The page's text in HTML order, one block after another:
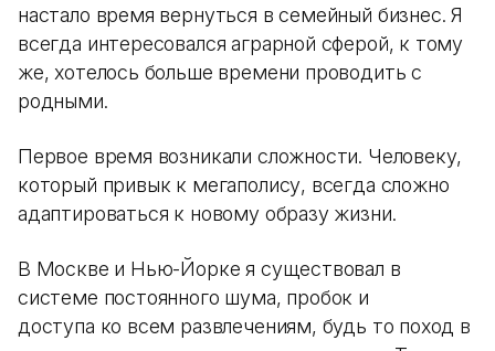
настало время вернуться в семейный бизнес. Я
всегда интересовался аграрной сферой, к тому
же, хотелось больше времени проводить с
родными.
Первое время возникали сложности. Человеку,
который привык к мегаполису, всегда сложно
адаптироваться к новому образу жизни.
В Москве и Нью-Йорке я существовал в
системе постоянного шума, пробок и
доступа ко всем развлечениям, будь то поход в